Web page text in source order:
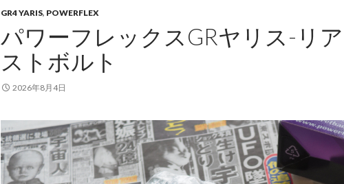
GR4 YARIS, POWERFLEX
パワーフレックスGRヤリス-リ
ストボルト
2026年8月4日